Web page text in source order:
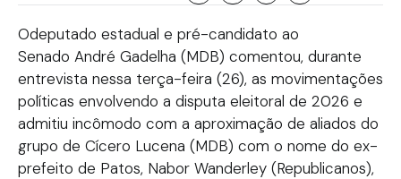
Odeputado estadual e pré-candidato ao
Senado André Gadelha (MDB) comentou, durante
entrevista nessa terça-feira (26), as movimentações
políticas envolvendo a disputa eleitoral de 2026 e
admitiu incômodo com a aproximação de aliados do
grupo de Cícero Lucena (MDB) com o nome do ex-
prefeito de Patos, Nabor Wanderley (Republicanos),